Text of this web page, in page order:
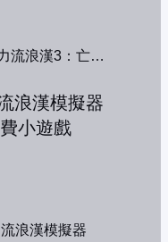
暴力流浪漢3：亡命之徒
流浪漢模擬器